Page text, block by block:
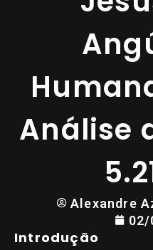
Análise
Alexandre
02/
Introdução